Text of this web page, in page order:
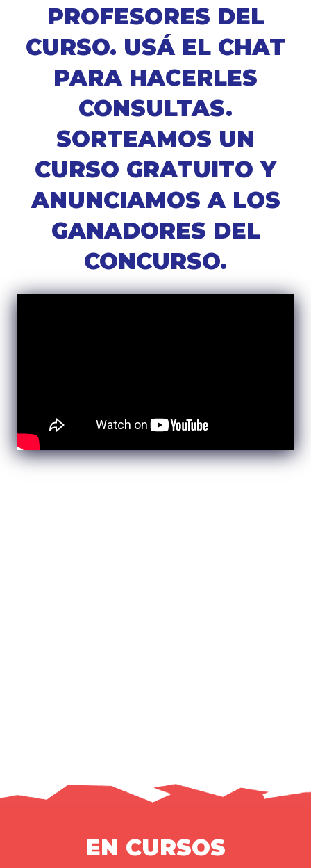
PROFESORES DEL
CURSO. USÁ EL CHAT
PARA HACERLES
CONSULTAS.
SORTEAMOS UN
CURSO GRATUITO Y
ANUNCIAMOS A LOS
GANADORES DEL
CONCURSO.
EN CURSOS